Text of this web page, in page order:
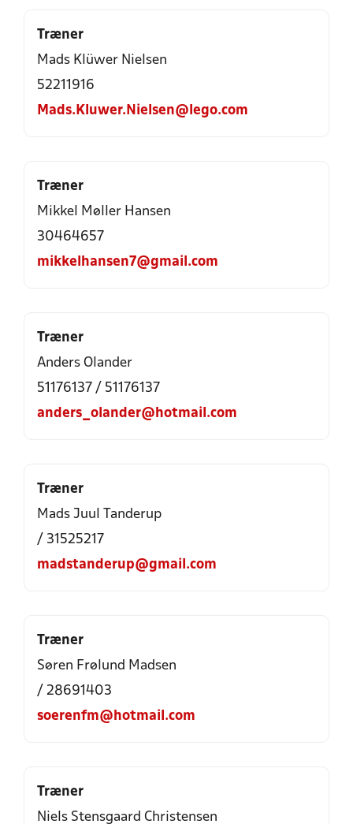
Træner
Mads Klüwer Nielsen
52211916
Mads.Kluwer.Nielsen@lego.com
Træner
Mikkel Møller Hansen
30464657
mikkelhansen7@gmail.com
Træner
Anders Olander
51176137 / 51176137
anders_olander@hotmail.com
Træner
Mads Juul Tanderup
/ 31525217
madstanderup@gmail.com
Træner
Søren Frølund Madsen
/ 28691403
soerenfm@hotmail.com
Træner
Niels Stensgaard Christensen